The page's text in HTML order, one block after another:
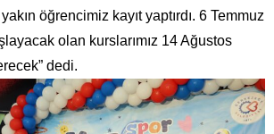
öğrencimiz kayıt yaptırdı. 6 Temmuz
olan kurslarımız 14 Ağustos
dedi.